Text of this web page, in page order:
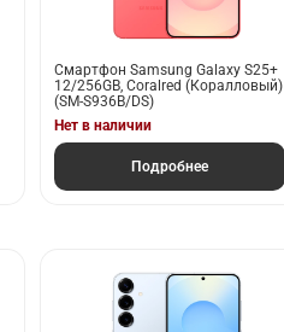
Смартфон Samsung Galaxy S25+
12/256GB, Coralred (Коралловый)
(SM-S936B/DS)
Нет в наличии
Подробнее